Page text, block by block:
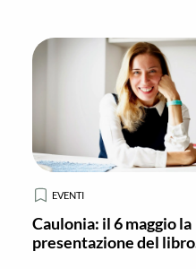
EVENTI
Caulonia: il 6 maggio la
presentazione del libro